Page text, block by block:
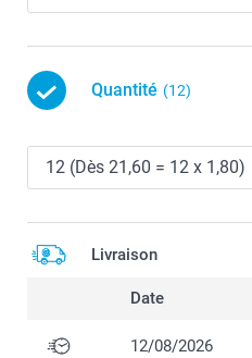
Quantité (12)
Livraison
Date
12/08/2026